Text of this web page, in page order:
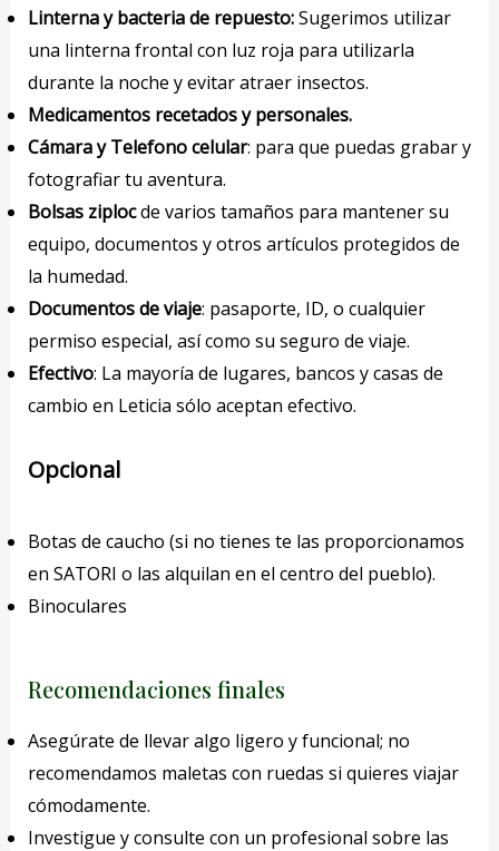
Linterna y bacteria de repuesto:Sugerimos utilizar
una linterna frontal con luz roja para utilizarla
durante la noche y evitar atraer insectos.
Medicamentos recetados y personales.
Cámara y Telefono celular: para que puedas grabar y
fotografiar tu aventura.
Bolsas ziplocde varios tamaños para mantener su
equipo, documentos y otros artículos protegidos de
la humedad.
Documentos de viaje: pasaporte, ID, o cualquier
permiso especial, así como su seguro de viaje.
Efectivo: La mayoría de lugares, bancos y casas de
cambio en Leticia sólo aceptan efectivo.
Opcional
Botas de caucho (si no tienes te las proporcionamos
en SATORI o las alquilan en el centro del pueblo).
Binoculares
Recomendaciones finales
Asegúrate de llevar algo ligero y funcional; no
recomendamos maletas con ruedas si quieres viajar
cómodamente.
Investigue y consulte con un profesional sobre las